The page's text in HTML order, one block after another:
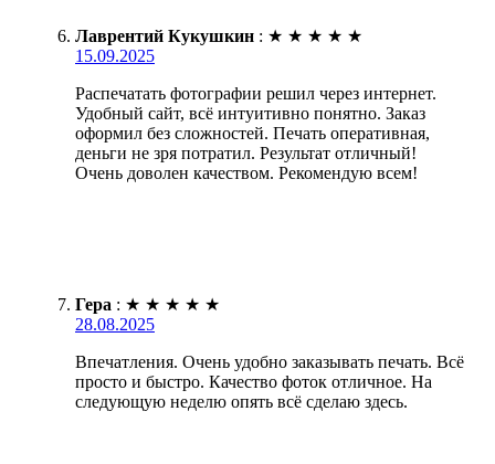
Лаврентий Кукушкин : ★ ★ ★ ★ ★
15.09.2025
Распечатать фотографии решил через интернет.
Удобный сайт, всё интуитивно понятно. Заказ
оформил без сложностей. Печать оперативная,
деньги не зря потратил. Результат отличный!
Очень доволен качеством. Рекомендую всем!
Гера : ★ ★ ★ ★ ★
28.08.2025
Впечатления. Очень удобно заказывать печать. Всё
просто и быстро. Качество фоток отличное. На
следующую неделю опять всё сделаю здесь.